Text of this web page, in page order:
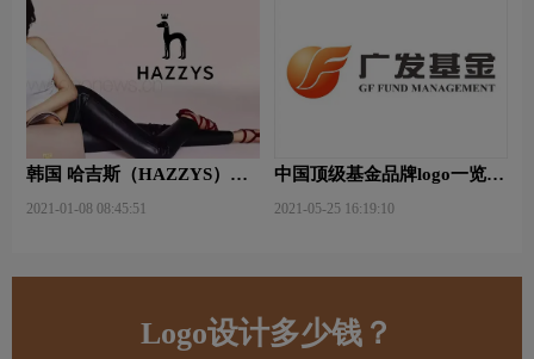
韩国 哈吉斯（HAZZYS）品
2021-01-08 08:45:51
中国顶级基金品牌logo一览：
2021-05-25 16:19:10
Logo设计多少钱？